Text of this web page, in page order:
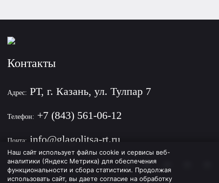
Контакты
Адрес: РТ, г. Казань, ул. Тулпар 7
Телефон: +7 (843) 561-06-12
Почта: info@glagolitsa-rt.ru
Наш сайт использует файлы cookie и сервисы веб-
аналитики (Яндекс Метрика) для обеспечения
функциональности и сбора статистики. Продолжая
использовать сайт, вы даете согласие на обработку